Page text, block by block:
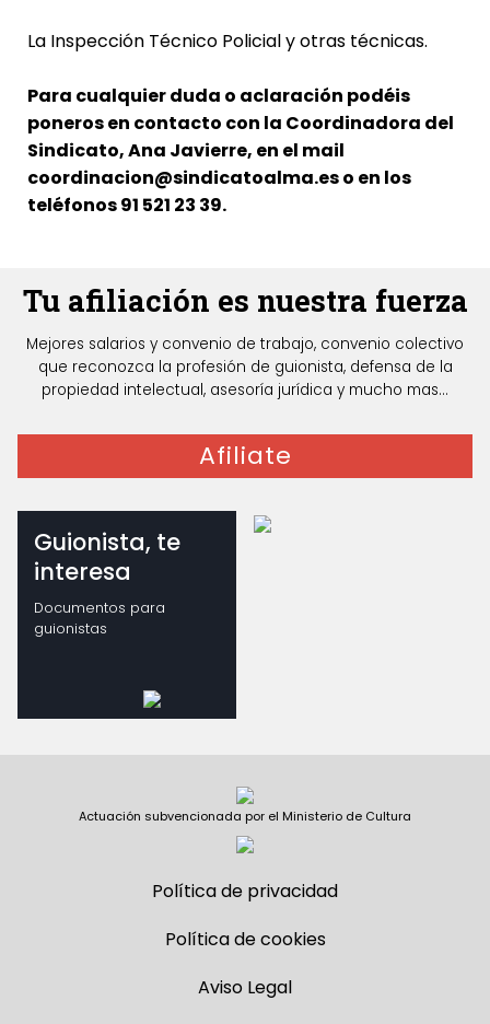
La Inspección Técnico Policial y otras técnicas.
Para cualquier duda o aclaración podéis
poneros en contacto con la Coordinadora del
Sindicato, Ana Javierre, en el mail
coordinacion@sindicatoalma.eso en los
teléfonos 91 521 23 39.
Tu afiliación es nuestra fuerza
Mejores salarios y convenio de trabajo, convenio colectivo
que reconozca la profesión de guionista, defensa de la
propiedad intelectual, asesoría jurídica y mucho mas...
Afiliate
Guionista, te
interesa
Documentos para
guionistas
Actuación subvencionada por el Ministerio de Cultura
Política de privacidad
Política de cookies
Aviso Legal